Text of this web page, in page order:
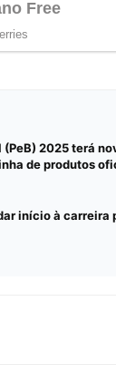
(PeB) 2025 terá
de produtos
início à carreira